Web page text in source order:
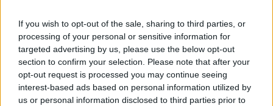
If you wish to opt-out of the sale, sharing to third parties, or
processing of your personal or sensitive information for
targeted advertising by us, please use the below opt-out
section to confirm your selection. Please note that after your
opt-out request is processed you may continue seeing
interest-based ads based on personal information utilized by
us or personal information disclosed to third parties prior to
04.08.2026 - 11:49
Σπύρος Γεωργαράς - «ΥΓΕΙΑ» / Ερευνητικό και Θεραπευτικό
Ινστιτούτο ΟΦΘΑΛΜΟΣ
04.08.2026 - 11:46
10 βασικές συμβουλές για προστασία μετά από πυρκαγιά